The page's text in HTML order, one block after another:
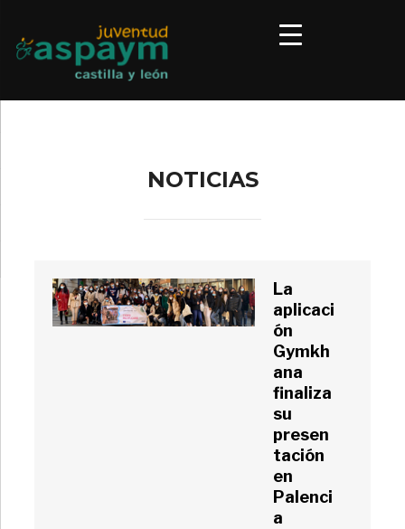
NOTICIAS
La
aplicaci
ón
Gymkh
ana
finaliza
su
presen
tación
en
Palenci
a